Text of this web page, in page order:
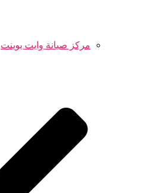
مركز صيانة وايت بوينت